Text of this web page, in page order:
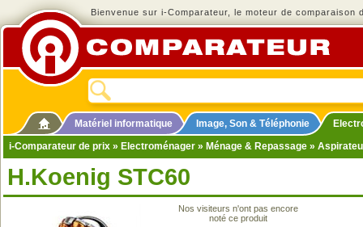
Bienvenue sur i-Comparateur, le moteur de comparaison
Matériel informatique Image, Son & Téléphonie
i-Comparateur de prix » Electroménager » Ménage & Repassage »
H.Koenig STC60
Nos visiteurs n'ont pas encore
noté ce produit